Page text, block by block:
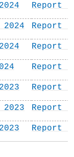
Report
Report
Report
Report
Report
Report
Report